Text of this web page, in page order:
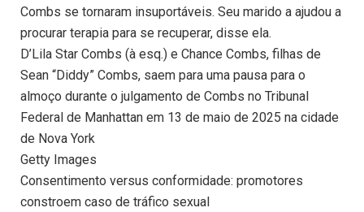
Combs se tornaram insuportáveis. Seu marido a ajudou a
procurar terapia para se recuperar, disse ela.
D’Lila Star Combs (à esq.) e Chance Combs, filhas de
Sean “Diddy” Combs, saem para uma pausa para o
almoço durante o julgamento de Combs no Tribunal
Federal de Manhattan em 13 de maio de 2025 na cidade
de Nova York
Getty Images
Consentimento versus conformidade: promotores
constroem caso de tráfico sexual